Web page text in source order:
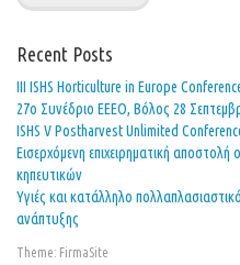
Recent Posts
ΙΙΙ ISHS Horticulture in Europe
27o Συνέδριο ΕΕΕΟ, Βόλος 28
ISHS V Postharvest Unlimited
Εισερχόμενη επιχειρηματική
κηπευτικών
Υγιές και κατάλληλο
ανάπτυξης
Theme: FirmaSite